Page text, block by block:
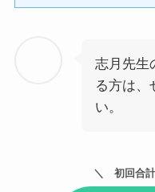
志月先生
る方は、
い。
初回合